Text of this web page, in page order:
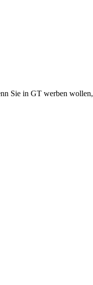
Sie in GT werben